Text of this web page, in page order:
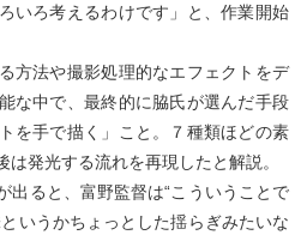
いろ考えるわけです」と、作業開始
方法や撮影処理的なエフェクトをデ
な中で、最終的に脇氏が選んだ手段
を手で描く」こと。７種類ほどの素
発光する流れを再現したと解説。
出ると、富野監督は“こういうことで
いうかちょっとした揺らぎみたいな